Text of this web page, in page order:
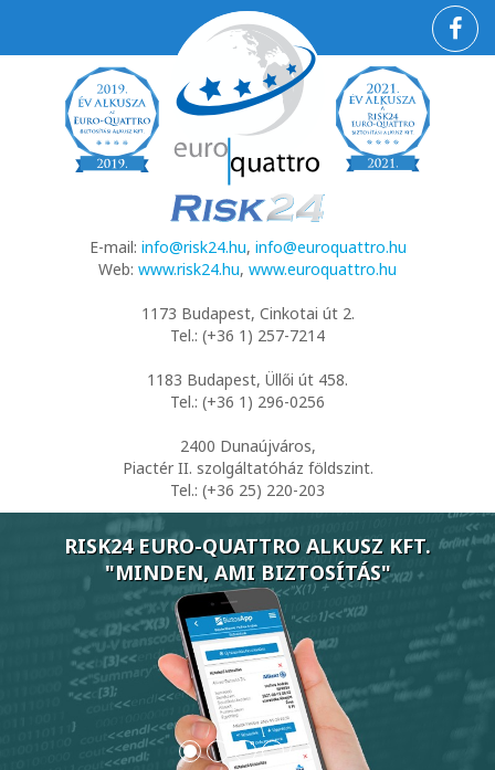
E-mail: info@risk24.hu, info@euroquattro.hu
Web: www.risk24.hu, www.euroquattro.hu
1173 Budapest, Cinkotai út 2.
Tel.: (+36 1) 257-7214
1183 Budapest, Üllői út 458.
Tel.: (+36 1) 296-0256
2400 Dunaújváros,
Piactér II. szolgáltatóház földszint.
Tel.: (+36 25) 220-203
RISK24 EURO-QUATTRO ALKUSZ KFT.
"MINDEN, AMI BIZTOSÍTÁS"